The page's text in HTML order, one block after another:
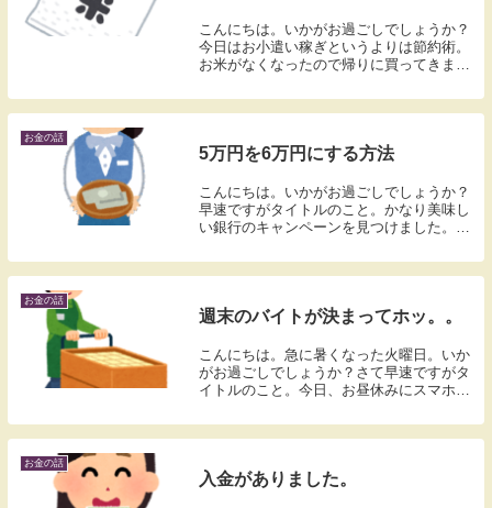
こんにちは。いかがお過ごしでしょうか？
今日はお小遣い稼ぎというよりは節約術。
お米がなくなったので帰りに買ってきまし
アです。買う時に手元にあるお買い物券を
使いました。クスリのアオキではお買い上
お金の話
5万円を6万円にする方法
こんにちは。いかがお過ごしでしょうか？
早速ですがタイトルのこと。かなり美味し
い銀行のキャンペーンを見つけました。こ
れなく1万円プレゼント | 三菱ＵＦＪ銀行👆
アフィリエイト案件じゃありません。口座
お金の話
週末のバイトが決まってホッ。。
こんにちは。急に暑くなった火曜日。いか
がお過ごしでしょうか？さて早速ですがタ
イトルのこと。今日、お昼休みにスマホの
今度の日曜日、つまり25日の求人が。
Σ（・□・；）ソッコーで応募しました。で
お金の話
入金がありました。